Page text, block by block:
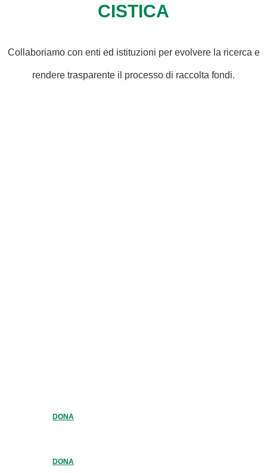
CISTICA
Collaboriamo con enti ed istituzioni per evolvere la ricerca e
rendere trasparente il processo di raccolta fondi.
DONA
DONA